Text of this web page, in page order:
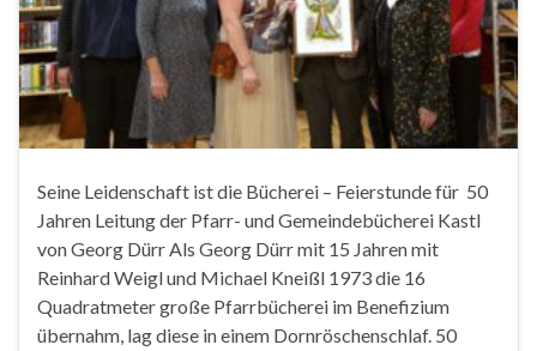
Seine Leidenschaft ist die Bücherei – Feierstunde für 50
Jahren Leitung der Pfarr- und Gemeindebücherei Kastl
von Georg Dürr Als Georg Dürr mit 15 Jahren mit
Reinhard Weigl und Michael Kneißl 1973 die 16
Quadratmeter große Pfarrbücherei im Benefizium
übernahm, lag diese in einem Dornröschenschlaf. 50